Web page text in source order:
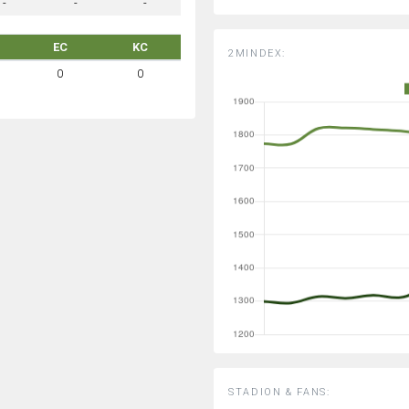
- - -
EC
KC
0 0
2MINDEX:
STADION & FANS: